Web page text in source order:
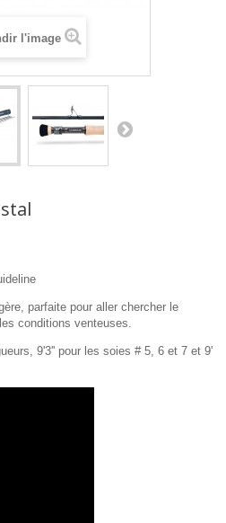
l'image
parfaite pour aller chercher le
conditions venteuses.
9'3'' pour les soies # 5, 6 et 7 et 9'